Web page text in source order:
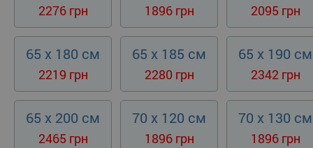
2276 грн 1896 грн 2095 грн
65 x 180 см
2219 грн
65 x 185 см
2280 грн
65 x 190 см
2342 грн
65 x 200 см
2465 грн
70 x 120 см
1896 грн
70 x 130 см
1896 грн